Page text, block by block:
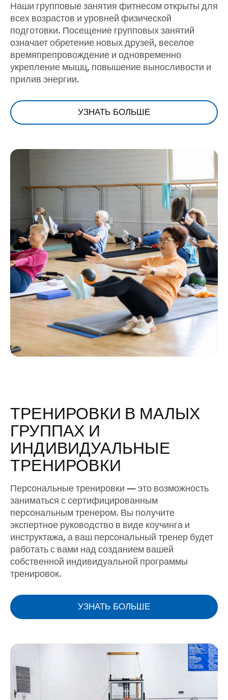
Наши групповые занятия фитнесом открыты для
всех возрастов и уровней физической
подготовки. Посещение групповых занятий
означает обретение новых друзей, веселое
времяпрепровождение и одновременно
укрепление мышц, повышение выносливости и
прилив энергии.
УЗНАТЬ БОЛЬШЕ
ТРЕНИРОВКИ В МАЛЫХ
ГРУППАХ И
ИНДИВИДУАЛЬНЫЕ
ТРЕНИРОВКИ
Персональные тренировки — это возможность
заниматься с сертифицированным
персональным тренером. Вы получите
экспертное руководство в виде коучинга и
инструктажа, а ваш персональный тренер будет
работать с вами над созданием вашей
собственной индивидуальной программы
тренировок.
УЗНАТЬ БОЛЬШЕ